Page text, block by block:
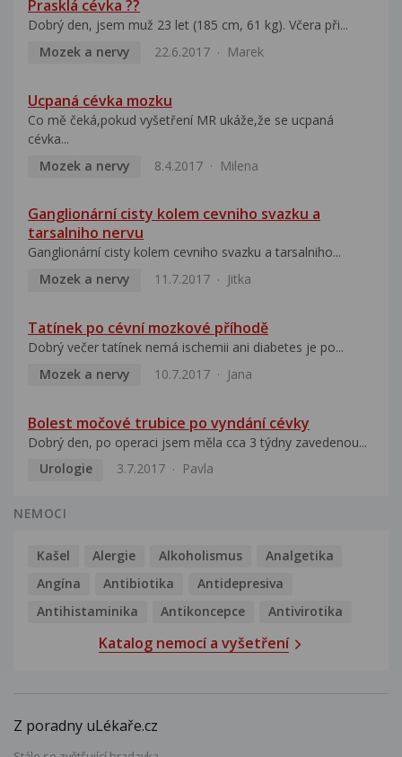
Prasklá cévka ??
Dobrý den, jsem muž 23 let (185 cm, 61 kg). Včera při...
Mozek a nervy
22.6.2017 Marek
Ucpaná cévka mozku
Co mě čeká,pokud vyšetření MR ukáže,že se ucpaná
cévka...
Mozek a nervy
8.4.2017 Milena
Ganglionární cisty kolem cevniho svazku a
tarsalniho nervu
Ganglionární cisty kolem cevniho svazku a tarsalniho...
Mozek a nervy
11.7.2017 Jitka
Tatínek po cévní mozkové příhodě
Dobrý večer tatínek nemá ischemii ani diabetes je po...
Mozek a nervy
10.7.2017 Jana
Bolest močové trubice po vyndání cévky
Dobrý den, po operaci jsem měla cca 3 týdny zavedenou...
Urologie
3.7.2017 Pavla
NEMOCI
Kašel Alergie Alkoholismus
Analgetika
Angína
Antibiotika
Antidepresiva
Antihistaminika
Antikoncepce Antivirotika
Katalog nemocí a vyšetření
Z poradny uLékaře.cz